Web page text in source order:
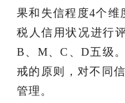
果和失信程度4个维
税人信用状况进行
B、M、C、D五级
戒的原则，对不同
管理。